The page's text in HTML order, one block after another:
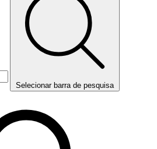
Selecionar barra de pesquisa